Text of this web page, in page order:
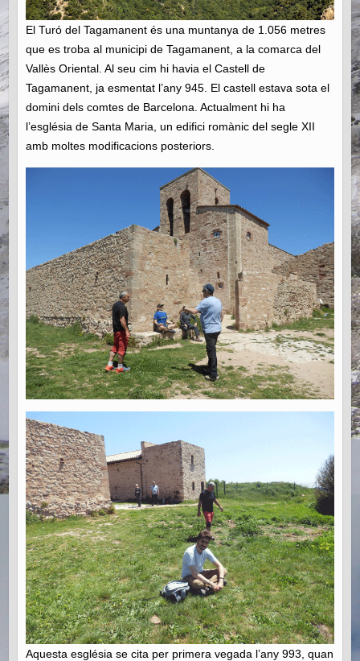
El Turó del Tagamanent és una muntanya de 1.056 metres
que es troba al municipi de Tagamanent, a la comarca del
Vallès Oriental. Al seu cim hi havia el Castell de
Tagamanent, ja esmentat l’any 945. El castell estava sota el
domini dels comtes de Barcelona. Actualment hi ha
l’església de Santa Maria, un edifici romànic del segle XII
amb moltes modificacions posteriors.
Aquesta església se cita per primera vegada l’any 993, quan